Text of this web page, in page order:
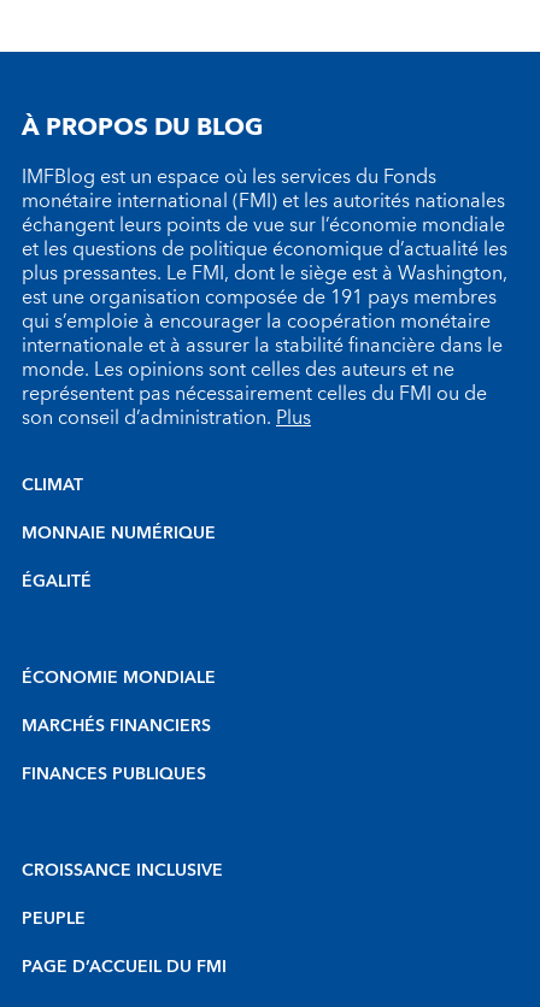
À PROPOS DU BLOG
IMFBlog est un espace où les services du Fonds
monétaire international (FMI) et les autorités nationales
échangent leurs points de vue sur l’économie mondiale
et les questions de politique économique d’actualité les
plus pressantes. Le FMI, dont le siège est à Washington,
est une organisation composée de 191 pays membres
qui s’emploie à encourager la coopération monétaire
internationale et à assurer la stabilité financière dans le
monde. Les opinions sont celles des auteurs et ne
représentent pas nécessairement celles du FMI ou de
son conseil d’administration.Plus
CLIMAT
MONNAIE NUMÉRIQUE
ÉGALITÉ
ÉCONOMIE MONDIALE
MARCHÉS FINANCIERS
FINANCES PUBLIQUES
CROISSANCE INCLUSIVE
PEUPLE
PAGE D’ACCUEIL DU FMI